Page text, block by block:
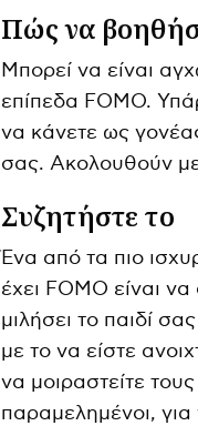
Πώς να
Μπορεί να είναι
επίπεδα FOMO.
να κάνετε ως
σας. Ακολουθούν
Συζητήστε το
Ένα από τα πιο
έχει FOMO είναι
μιλήσει το παιδί
με το να είστε
να μοιραστείτε
παραμελημένοι,